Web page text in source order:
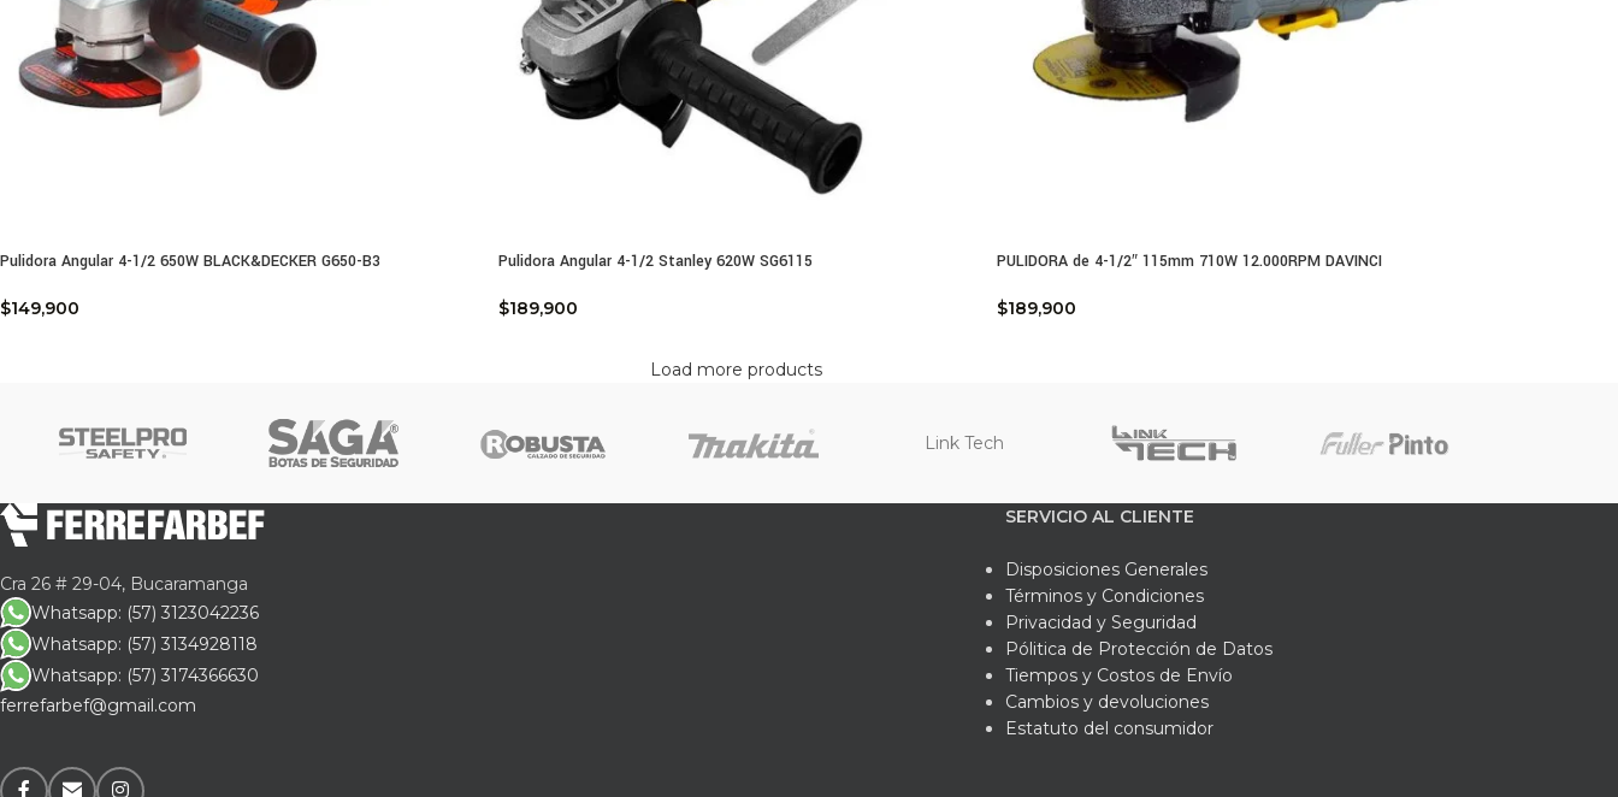
Pulidora Angular 4-1/2 650W BLACK&DECKER G650-B3
$149,900
Pulidora Angular 4-1/2 Stanley 620W SG6115
$189,900
PULIDORA de 4-1/2″ 115mm 710W 12.000RPM DAVINCI
$189,900
Load more products
Link Tech
Cra 26 # 29-04, Bucaramanga
Whatsapp: (57) 3123042236
Whatsapp: (57) 3134928118
Whatsapp: (57) 3174366630
ferrefarbef@gmail.com
SERVICIO AL CLIENTE
Disposiciones Generales
Términos y Condiciones
Privacidad y Seguridad
Pólitica de Protección de Datos
Tiempos y Costos de Envío
Cambios y devoluciones
Estatuto del consumidor